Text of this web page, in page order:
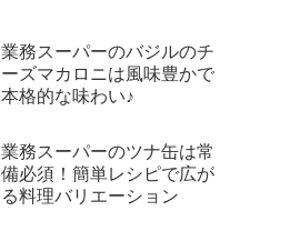
業務スーパーのバジルのチ
ーズマカロニは風味豊かで
本格的な味わい♪
業務スーパーのツナ缶は常
備必須！簡単レシピで広が
る料理バリエーション